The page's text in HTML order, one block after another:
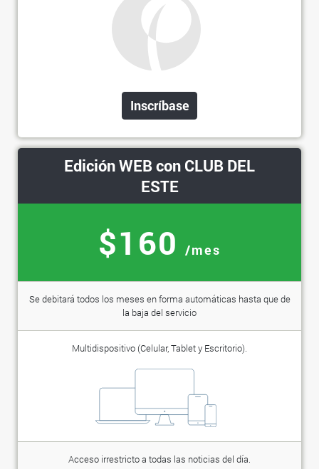
Inscríbase
Edición WEB con CLUB DEL
ESTE
$160 /mes
Se debitará todos los meses en forma automáticas hasta que de
la baja del servicio
Multidispositivo (Celular, Tablet y Escritorio).
Acceso irrestricto a todas las noticias del día.